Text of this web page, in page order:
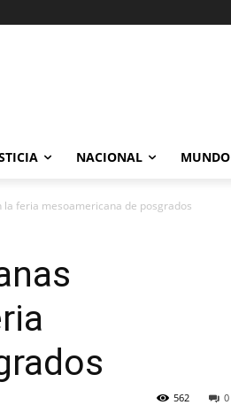
NACIONAL MUNDO
feria mesoamericana de posgrados
0
562